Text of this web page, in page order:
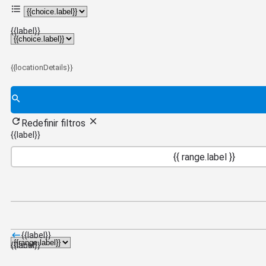
{{choice.label}}
{{label}}
{{locationDetails}}
Redefinir filtros
{{label}}
{{ range.label }}
{{label}}
{{label}}